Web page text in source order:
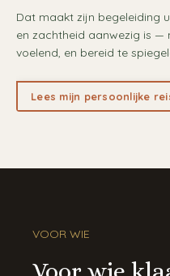
Dat maakt zijn begeleiding
en zachtheid aanwezig is —
voelend, en bereid te
Lees mijn persoonlijke
VOOR WIE